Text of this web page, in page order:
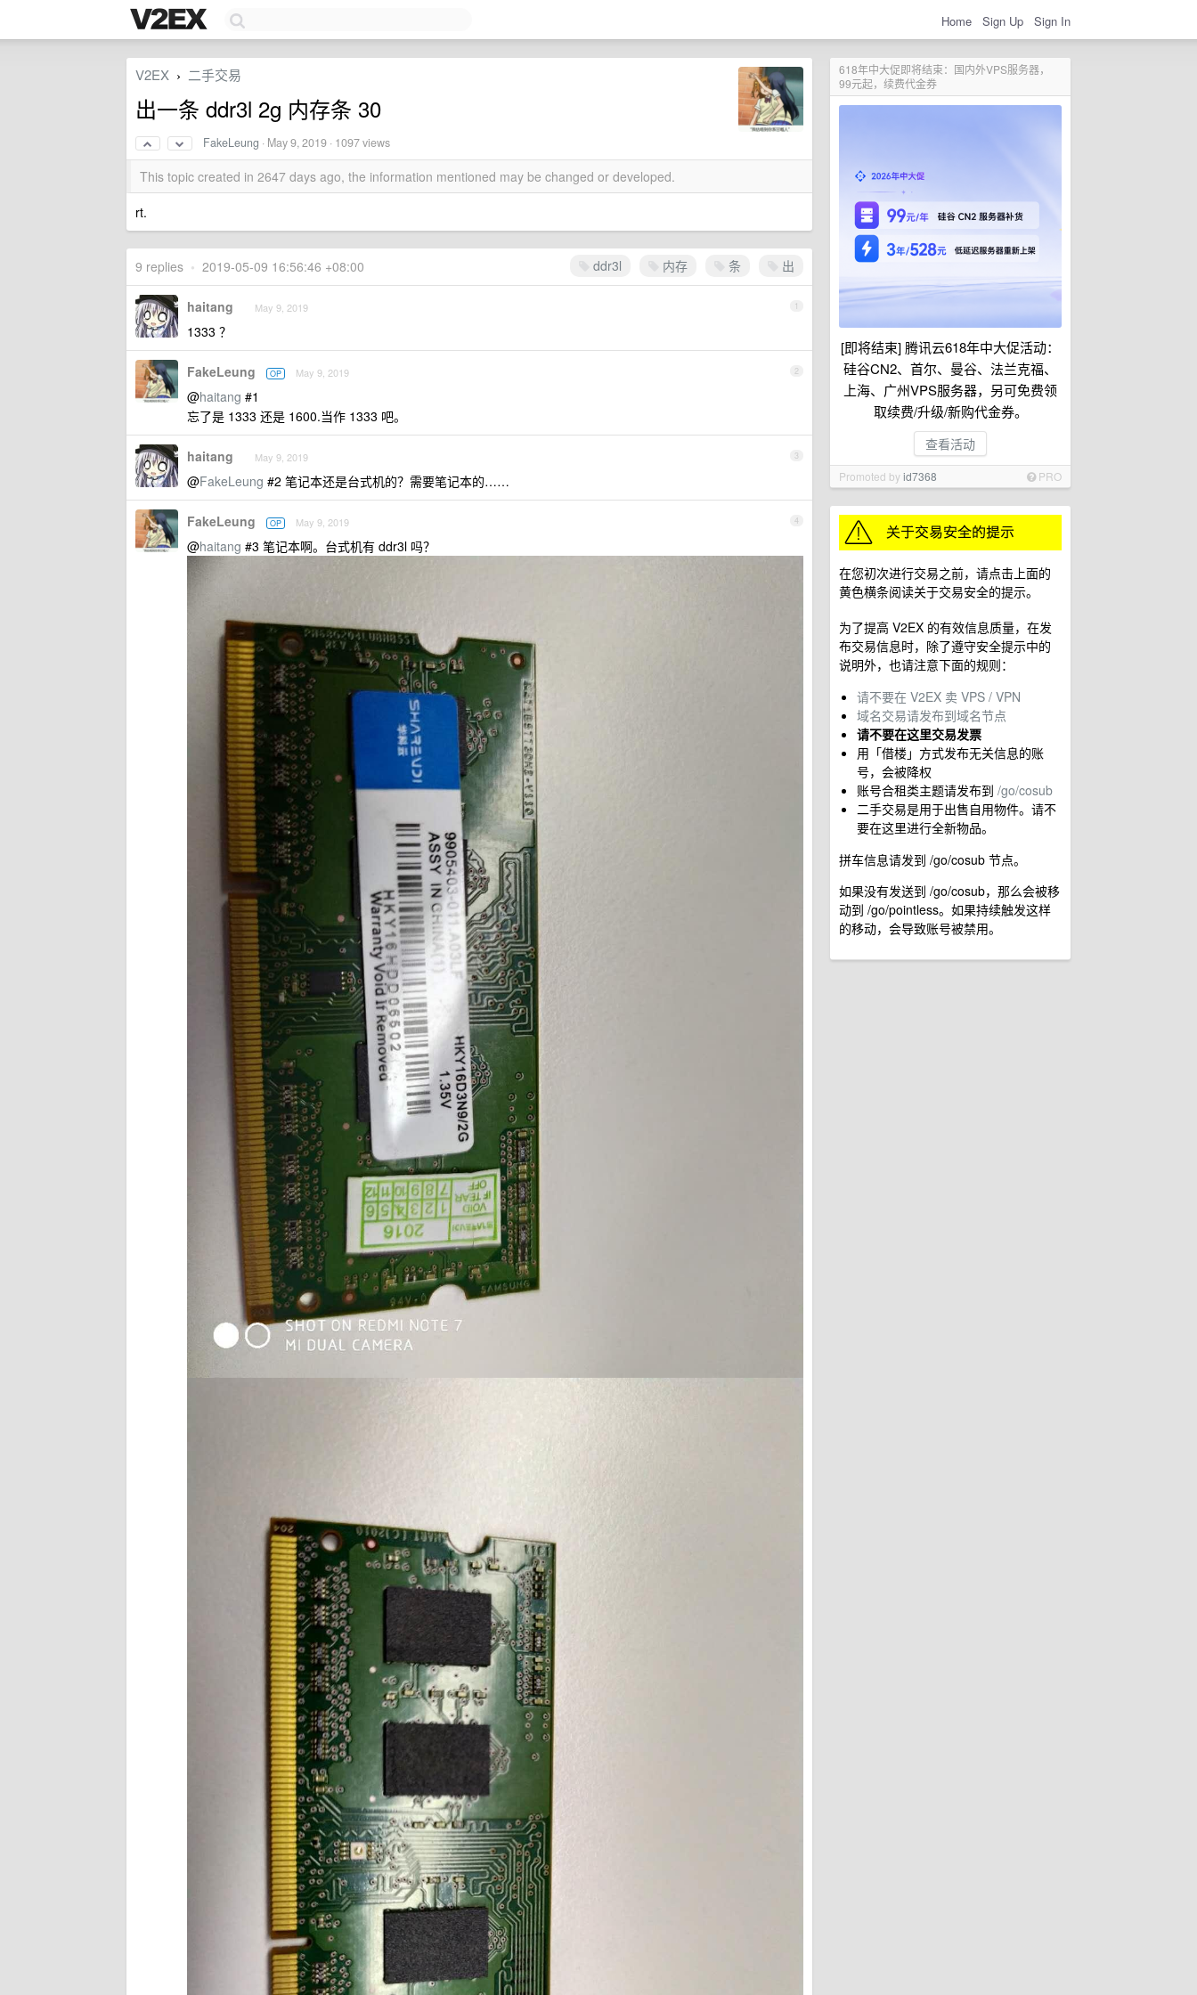
Home Sign Up Sign In
618年中大促即将结束：国内外VPS服务器，
99元起，续费代金券
[即将结束] 腾讯云618年中大促活动：
硅谷CN2、首尔、曼谷、法兰克福、
上海、广州VPS服务器，另可免费领
取续费/升级/新购代金券。
查看活动
Promoted byid7368 PRO
在您初次进行交易之前，请点击上面的
黄色横条阅读关于交易安全的提示。
为了提高 V2EX 的有效信息质量，在发
布交易信息时，除了遵守安全提示中的
说明外，也请注意下面的规则：
请不要在 V2EX 卖 VPS / VPN
域名交易请发布到域名节点
请不要在这里交易发票
用「借楼」方式发布无关信息的账
号，会被降权
账号合租类主题请发布到 /go/cosub
二手交易是用于出售自用物件。请不
要在这里进行全新物品。
拼车信息请发到 /go/cosub 节点。
如果没有发送到 /go/cosub，那么会被移
动到 /go/pointless。如果持续触发这样
的移动，会导致账号被禁用。
V2EX › 二手交易
出一条 ddr3l 2g 内存条 30
FakeLeung · May 9, 2019 · 1097 views
This topic created in 2647 days ago, the information mentioned may be changed or developed.
rt.
ddr3l 内存 条 出
9 replies • 2019-05-09 16:56:46 +08:00
1
haitang May 9, 2019
1333 ？
2
FakeLeung OP May 9, 2019
@haitang #1
忘了是 1333 还是 1600.当作 1333 吧。
3
haitang May 9, 2019
@FakeLeung #2 笔记本还是台式机的？需要笔记本的……
4
FakeLeung OP May 9, 2019
@haitang #3 笔记本啊。台式机有 ddr3l 吗？